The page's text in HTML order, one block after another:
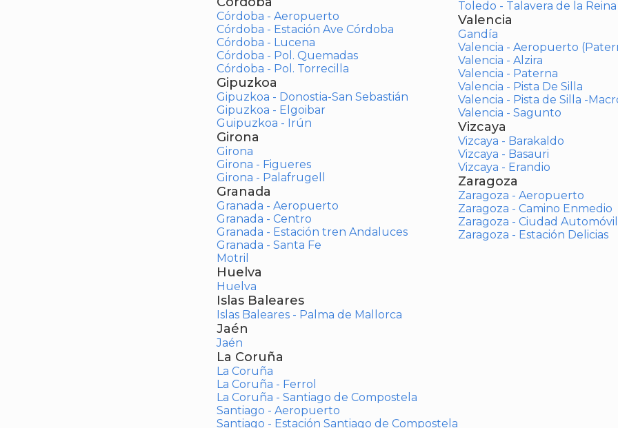
Córdoba - Aeropuerto
Córdoba - Estación Ave Córdoba
Córdoba - Lucena
Córdoba - Pol. Quemadas
Córdoba - Pol. Torrecilla
Gipuzkoa
Gipuzkoa - Donostia-San Sebastián
Gipuzkoa - Elgoibar
Guipuzkoa - Irún
Girona
Girona
Girona - Figueres
Girona - Palafrugell
Granada
Granada - Aeropuerto
Granada - Centro
Granada - Estación tren Andaluces
Granada - Santa Fe
Motril
Huelva
Huelva
Islas Baleares
Islas Baleares - Palma de Mallorca
Jaén
Jaén
La Coruña
La Coruña
La Coruña - Ferrol
La Coruña - Santiago de Compostela
Santiago - Aeropuerto
Santiago - Estación Santiago de Compostela
Toledo - Talavera de la Reina
Valencia
Gandía
Valencia - Aeropuerto
Valencia - Alzira
Valencia - Paterna
Valencia - Pista De Silla
Valencia - Pista de Silla -
Valencia - Sagunto
Vizcaya
Vizcaya - Barakaldo
Vizcaya - Basauri
Vizcaya - Erandio
Zaragoza
Zaragoza - Aeropuerto
Zaragoza - Camino Enmedio
Zaragoza - Ciudad Automóvil
Zaragoza - Estación Delicias